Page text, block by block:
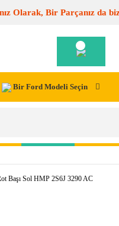
Olarak, Bir Parçanız da
Bir Ford Modeli Seçin